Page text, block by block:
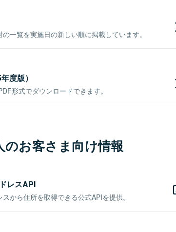
一覧を実施日の新しい順に掲載しています。
度版）
形式でダウンロードできます。
のお客さま向け情報
レスAPI
から住所を取得できる公式APIを提供。